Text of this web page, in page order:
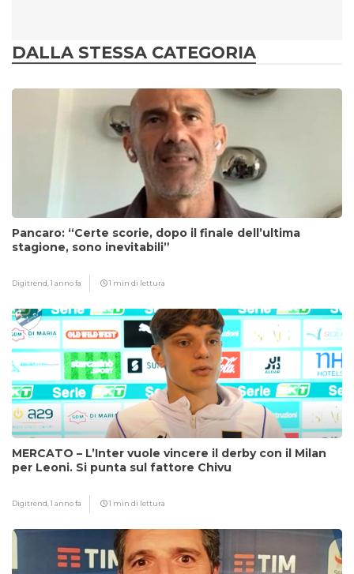
DALLA STESSA CATEGORIA
Pancaro: “Certe scorie, dopo il finale dell’ultima
stagione, sono inevitabili”
Digitrend,1 anno fa 1 min di lettura
MERCATO – L’Inter vuole vincere il derby con il Milan
per Leoni. Si punta sul fattore Chivu
Digitrend,1 anno fa 1 min di lettura